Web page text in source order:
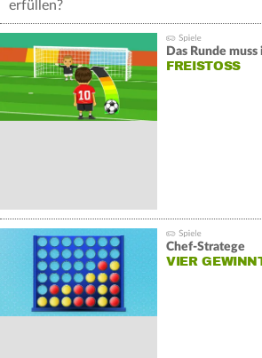
erfüllen?
Himbeer, Schoko, Karamell - Du bist
Das Runde
FREISTOSS
Chef-Stratege
VIER